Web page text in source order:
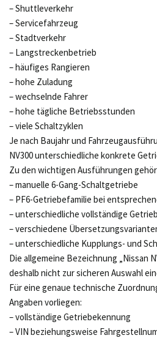
– Shuttleverkehr
– Servicefahrzeug
– Stadtverkehr
– Langstreckenbetrieb
– häufiges Rangieren
– hohe Zuladung
– wechselnde Fahrer
– hohe tägliche Betriebsstunden
– viele Schaltzyklen
Je nach Baujahr und
NV300 unterschiedliche konkrete
Zu den wichtigen Ausführungen
– manuelle 6-Gang-Schaltgetriebe
– PF6-Getriebefamilie bei
– unterschiedliche vollständige
– verschiedene
– unterschiedliche Kupplungs- und
Die allgemeine Bezeichnung „Nissan
deshalb nicht zur sicheren Auswahl
Für eine genaue technische
Angaben vorliegen:
– vollständige Getriebekennung
– VIN beziehungsweise